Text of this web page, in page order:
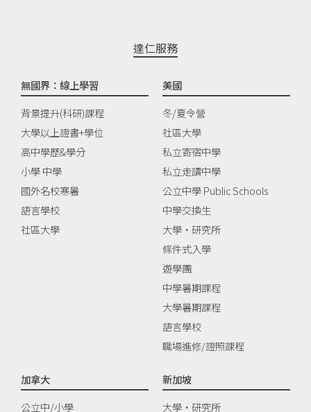
達仁服務
無國界：線上學習
背景提升(科研)課程
大學以上證書+學位
高中學歷&學分
小學 中學
國外名校寒暑
語言學校
社區大學
美國
冬/夏令營
社區大學
私立寄宿中學
私立走讀中學
公立中學 Public Schools
中學交換生
大學‧研究所
條件式入學
遊學團
中學暑期課程
大學暑期課程
語言學校
職場進修/證照課程
加拿大
公立中/小學
新加坡
大學‧研究所